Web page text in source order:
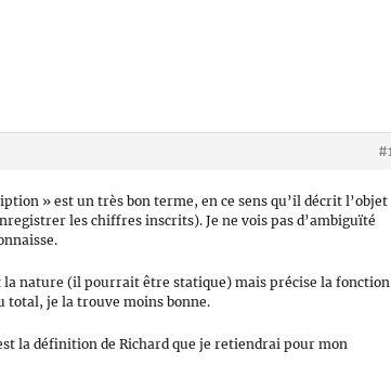
» est un très bon terme, en ce sens qu’il décrit l’objet
les chiffres inscrits). Je ne vois pas d’ambiguïté
la nature (il pourrait être statique) mais précise la fonction
total, je la trouve moins bonne.
la définition de Richard que je retiendrai pour mon